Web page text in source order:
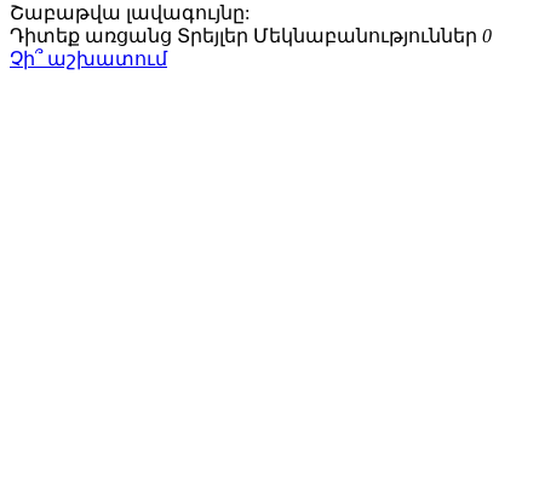
Շաբաթվա լավագույնը:
Դիտեք առցանց Տրեյլեր Մեկնաբանություններ 0
Չի՞ աշխատում